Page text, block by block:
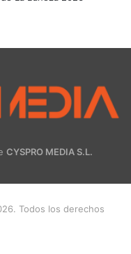
CYSPRO MEDIA S.L.
Todos los derechos